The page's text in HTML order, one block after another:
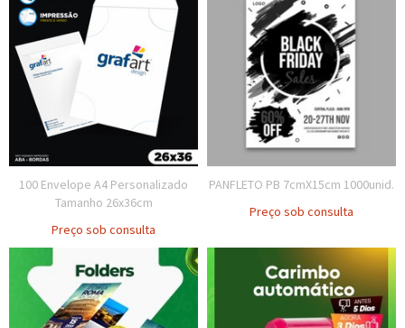
100 Envelope A4 Personalizado
Tamanho 26x36cm
Preço sob consulta
PANFLETO PB 7cmX15cm 1000unid.
Preço sob consulta